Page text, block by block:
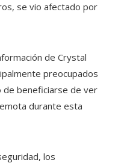
se vio afectado por
de Crystal
preocupados
de beneficiarse de ver
durante esta
los